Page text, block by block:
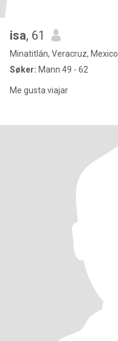
isa, 61
Minatitlán, Veracruz, Mexico
Søker: Mann 49 - 62
Me gusta viajar